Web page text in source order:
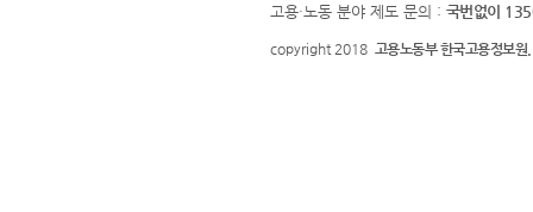
고용·노동 분야 제도 문의 : 국번없이
copyright 2018 고용노동부 한국고용정보원.